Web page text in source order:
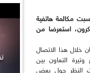
مكالمة هاتفية
استعرضا من
خلال هذا الاتصال
التعاون بين
النظر حول بعض